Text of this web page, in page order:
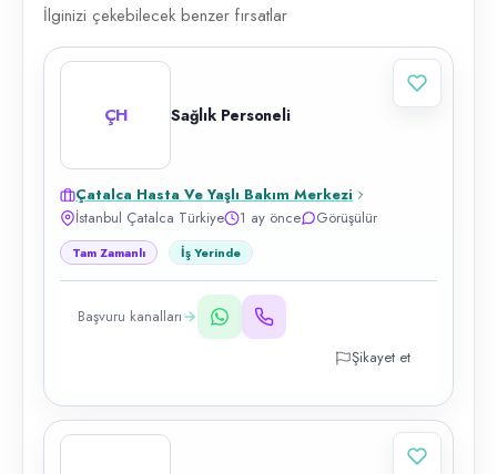
İlginizi çekebilecek benzer fırsatlar
ÇH Sağlık Personeli
Çatalca Hasta Ve Yaşlı Bakım Merkezi
İstanbul Çatalca Türkiye
1 ay önce Görüşülür
Tam Zamanlı İş Yerinde
Başvuru kanalları
Şikayet et